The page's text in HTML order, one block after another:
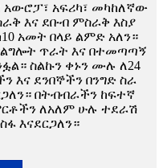
አውሮፓ፣ አፍሪካ፣ መካከለኛው
እና ደቡብ ምስራቅ እስያ
አመት በላይ ልምድ አለን።
ጥራት እና በተመጣጣኝ
ስልኩን ቀኑን ሙሉ ለ24
እና ደንበኞችን በንግድ ስራ
በትብብራችን ከፍተኛ
ለአለም ሁሉ ተደራሽ
እናደርጋለን።